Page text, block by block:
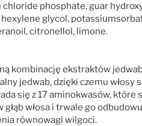
phosphate, guar
glycol,
citronellol, limone.
kombinację ekstraktów
jedwab, dzięki czemu włosy
się z 17 aminokwasów,
włosa i trwale go
równowagi wilgoci.